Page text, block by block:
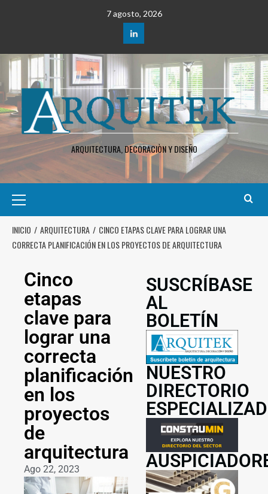
7 agosto, 2026
ARQUITECTURA, DECORACIÒN Y DISEÑO
INICIO ARQUITECTURA
CINCO ETAPAS CLAVE PARA LOGRAR UNA
CORRECTA PLANIFICACIÓN EN LOS PROYECTOS DE ARQUITECTURA
Cinco
etapas
clave para
lograr una
correcta
planificación
en los
proyectos
de
arquitectura
Ago 22, 2023
SUSCRÍBASE
AL
BOLETÍN
NUESTRO
DIRECTORIO